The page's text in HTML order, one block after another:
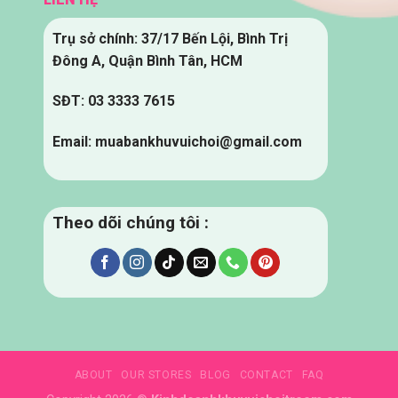
Trụ sở chính: 37/17 Bến Lội, Bình Trị
Đông A, Quận Bình Tân, HCM
SĐT: 03 3333 7615
Email: muabankhuvuichoi@gmail.com
Theo dõi chúng tôi :
ABOUT OUR STORES BLOG CONTACT FAQ